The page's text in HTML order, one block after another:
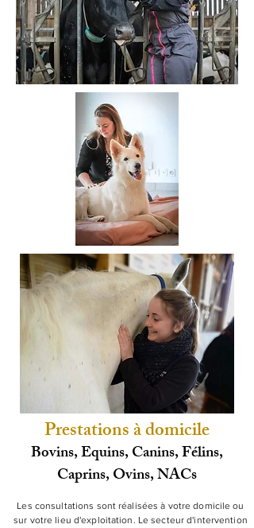
Prestations à domicile
Bovins, Equins, Canins, Félins,
Caprins, Ovins, NACs
Les consultations sont réalisées à votre domicile ou
sur votre lieu d'exploitation. Le secteur d'intervention